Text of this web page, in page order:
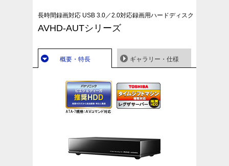
長時間録画対応 USB 3.0／2.0対応録画用ハードディスク
AVHD-AUTシリーズ
概要・特長 ギャラリー・仕様